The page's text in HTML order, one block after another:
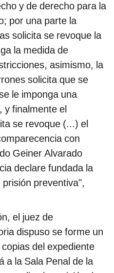
y de derecho para la
por una parte la
solicita se revoque la
la medida de
asimismo, la
solicita que se
le imponga una
y finalmente el
se revoque (...) el
con
Geiner Alvarado
declare fundada la
preventiva",
el juez de
dispuso se forme un
del expediente
a la Sala Penal de la